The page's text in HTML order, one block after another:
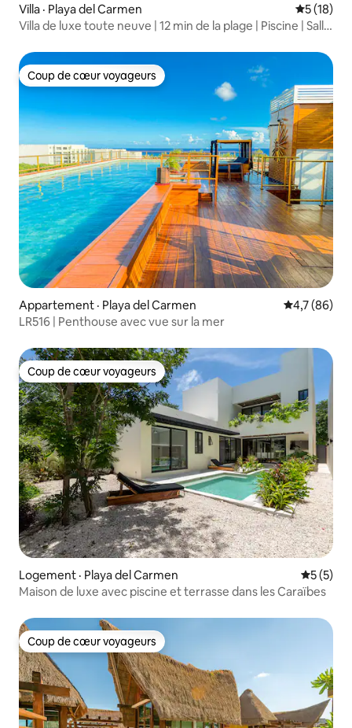
Villa · Playa del Carmen Note
5 (18)
Villa de luxe toute neuve | 12 min de la plage | Piscine | Salle
Coup de cœur voyageurs
Coup de cœur voyageurs
Appartement · Playa del Carmen Note
4,7 (86)
LR516 | Penthouse avec vue sur la mer
Coup de cœur voyageurs
Coup de cœur voyageurs
Logement · Playa del Carmen Note
5 (5)
Maison de luxe avec piscine et terrasse dans les Caraïbes
Coup de cœur voyageurs
Coup de cœur voyageurs